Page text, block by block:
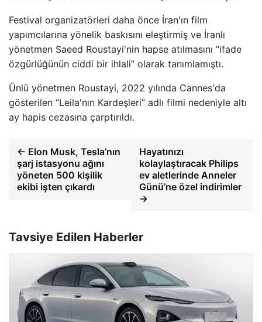
Festival organizatörleri daha önce İran'ın film
yapımcılarına yönelik baskısını eleştirmiş ve İranlı
yönetmen Saeed Roustayi'nin hapse atılmasını “ifade
özgürlüğünün ciddi bir ihlali” olarak tanımlamıştı.
Ünlü yönetmen Roustayi, 2022 yılında Cannes'da
gösterilen “Leila'nın Kardeşleri” adlı filmi nedeniyle altı
ay hapis cezasına çarptırıldı.
← Elon Musk, Tesla’nın
şarj istasyonu ağını
yöneten 500 kişilik
ekibi işten çıkardı
Hayatınızı
kolaylaştıracak Philips
ev aletlerinde Anneler
Günü’ne özel indirimler
→
Tavsiye Edilen Haberler